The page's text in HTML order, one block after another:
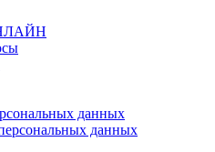
данных
данных